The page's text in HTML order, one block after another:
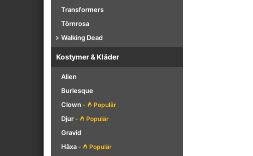
Transformers
Törnrosa
Walking Dead
Kostymer & Kläder
Alien
Burlesque
Clown - Populär
Djur - Populär
Gravid
Häxa - Populär